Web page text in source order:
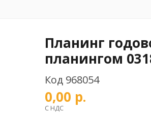
Планинг
планингом
Код 968054
0,00 р.
С НДС